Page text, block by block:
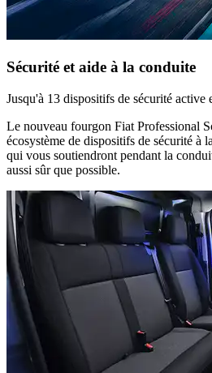
Sécurité et aide à la conduite
Jusqu'à 13 dispositifs de sécurité active
Le nouveau fourgon Fiat Professional
écosystème de dispositifs de sécurité à
qui vous soutiendront pendant la
aussi sûr que possible.